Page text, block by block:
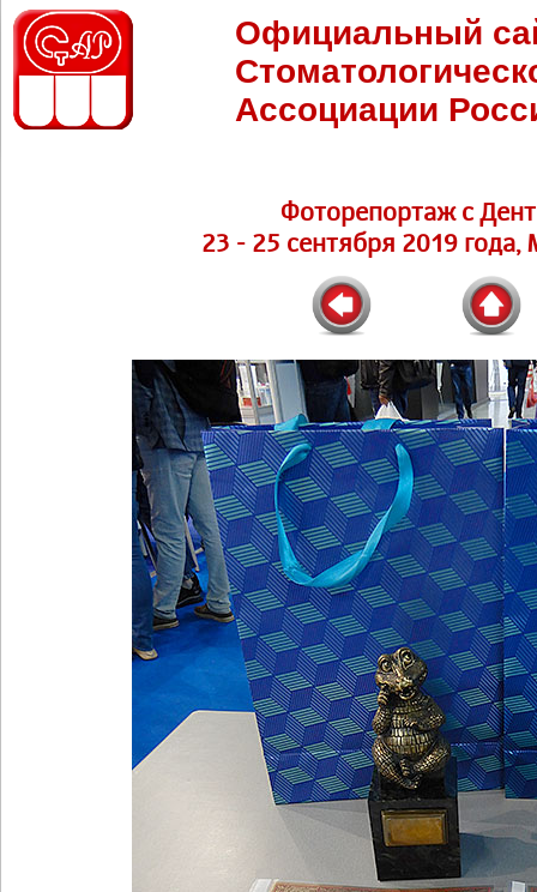
Официальный
Ассоциации
Фоторепортаж с
23 - 25 сентября 2019 года,